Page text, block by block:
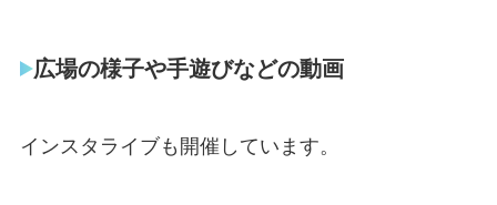
広場の様子や手遊びなどの動画
インスタライブも開催しています。